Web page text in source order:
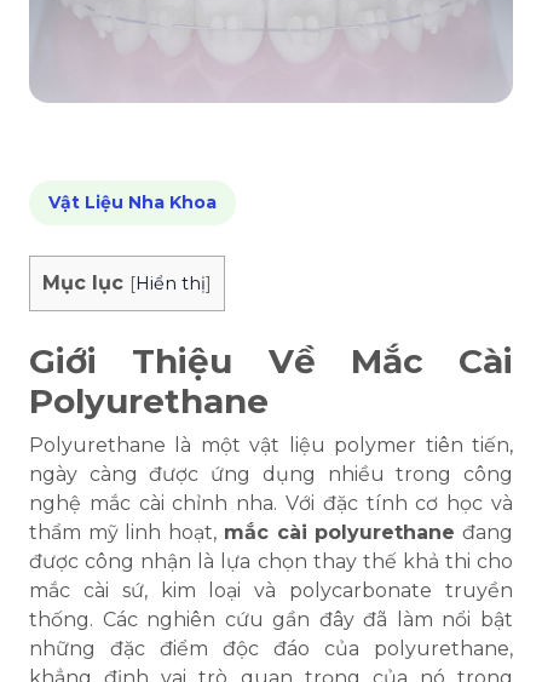
Vật Liệu Nha Khoa
Mục lục [Hiển thị]
Giới Thiệu Về Mắc Cài
Polyurethane
Polyurethane là một vật liệu polymer tiên tiến,
ngày càng được ứng dụng nhiều trong công
nghệ mắc cài chỉnh nha. Với đặc tính cơ học và
thẩm mỹ linh hoạt, mắc cài polyurethane đang
được công nhận là lựa chọn thay thế khả thi cho
mắc cài sứ, kim loại và polycarbonate truyền
thống. Các nghiên cứu gần đây đã làm nổi bật
những đặc điểm độc đáo của polyurethane,